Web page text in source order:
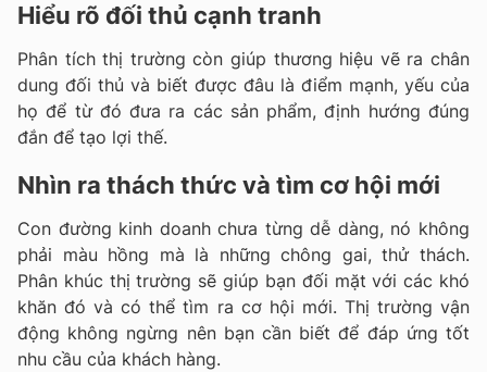
Hiểu rõ đối thủ cạnh tranh
Phân tích thị trường còn giúp thương hiệu vẽ ra chân
dung đối thủ và biết được đâu là điểm mạnh, yếu của
họ để từ đó đưa ra các sản phẩm, định hướng đúng
đắn để tạo lợi thế.
Nhìn ra thách thức và tìm cơ hội mới
Con đường kinh doanh chưa từng dễ dàng, nó không
phải màu hồng mà là những chông gai, thử thách.
Phân khúc thị trường sẽ giúp bạn đối mặt với các khó
khăn đó và có thể tìm ra cơ hội mới. Thị trường vận
động không ngừng nên bạn cần biết để đáp ứng tốt
nhu cầu của khách hàng.